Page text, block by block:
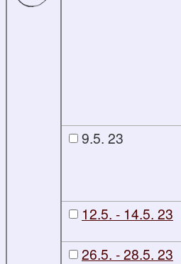
9.5. 23
12.5. - 14.5. 23
26.5. - 28.5. 23